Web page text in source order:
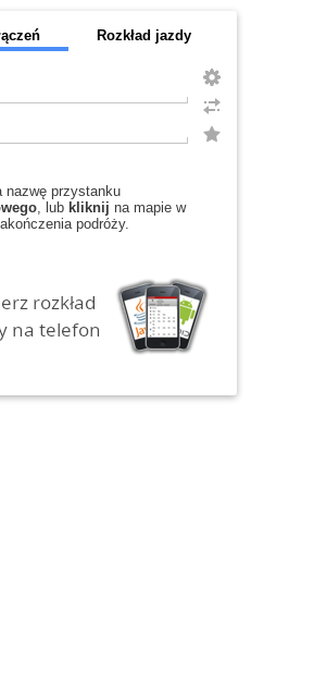
Rozkład jazdy
nazwę przystanku
, lub kliknij na mapie w
podróży.